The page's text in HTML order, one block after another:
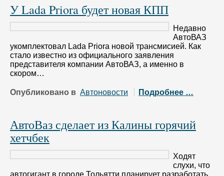
У Lada Priora будет новая КПП
Недавно
АвтоВАЗ
укомплектовал Lada Priora новой трансмисией. Как
стало известно из официального заявления
представителя компании АвтоВАЗ, а именно в
скором…
Опубликовано в Автоновости Подробнее …
АвтоВаз сделает из Калины горячий
хетчбек
Ходят
слухи, что